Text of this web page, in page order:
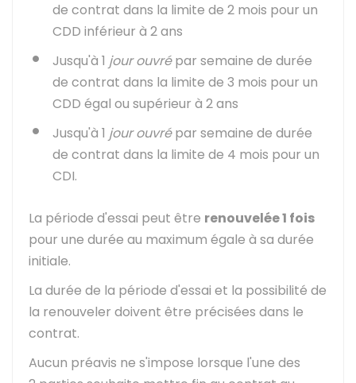
de contrat dans la limite de 2 mois pour un
CDD inférieur à 2 ans
Jusqu'à 1 jour ouvrépar semaine de durée
de contrat dans la limite de 3 mois pour un
CDD égal ou supérieur à 2 ans
Jusqu'à 1 jour ouvrépar semaine de durée
de contrat dans la limite de 4 mois pour un
CDI.
La période d'essai peut être renouvelée 1 fois
pour une durée au maximum égale à sa durée
initiale.
La durée de la période d'essai et la possibilité de
la renouveler doivent être précisées dans le
contrat.
Aucun préavis ne s'impose lorsque l'une des